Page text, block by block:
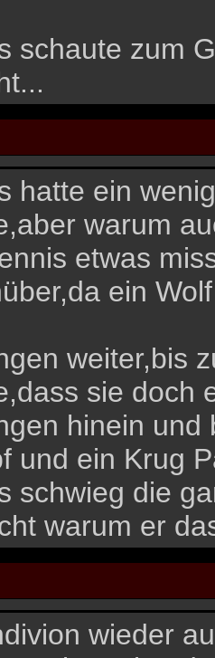
schaute zum
hatte ein
warum
etwas
ein
weiter,bis
sie doch
hinein und
und ein Krug
schwieg die
warum er
wieder